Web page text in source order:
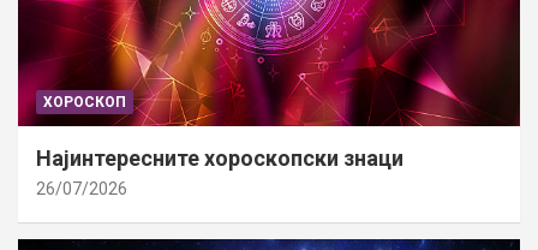
ХОРОСКОП
Најинтересните хороскопски знаци
26/07/2026